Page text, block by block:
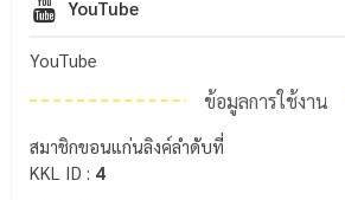
YouTube
YouTube
ข้อมูลการใช้งาน
สมาชิกขอนแก่นลิงค์ลำดับที่
KKL ID : 4